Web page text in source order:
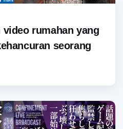
video rumahan yang
seorang